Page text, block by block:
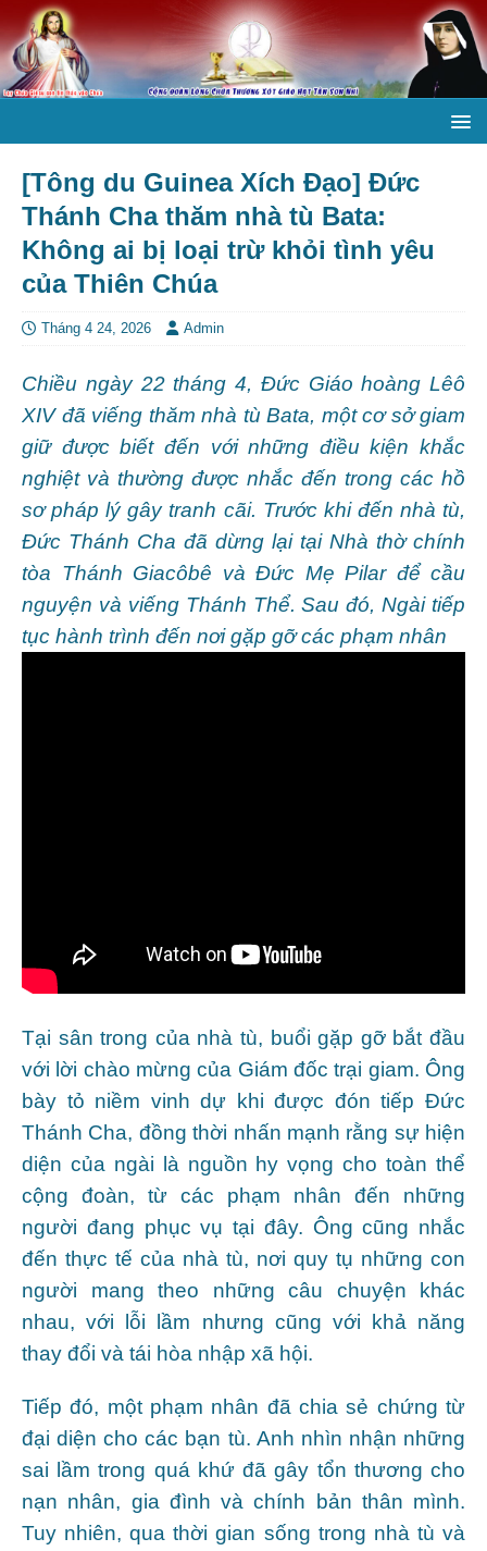
[Tông du Guinea Xích Đạo] Đức
Thánh Cha thăm nhà tù Bata:
Không ai bị loại trừ khỏi tình yêu
của Thiên Chúa
Tháng 4 24, 2026 Admin
Chiều ngày 22 tháng 4, Đức Giáo hoàng Lêô
XIV đã viếng thăm nhà tù Bata, một cơ sở giam
giữ được biết đến với những điều kiện khắc
nghiệt và thường được nhắc đến trong các hồ
sơ pháp lý gây tranh cãi. Trước khi đến nhà tù,
Đức Thánh Cha đã dừng lại tại Nhà thờ chính
tòa Thánh Giacôbê và Đức Mẹ Pilar để cầu
nguyện và viếng Thánh Thể. Sau đó, Ngài tiếp
tục hành trình đến nơi gặp gỡ các phạm nhân
Tại sân trong của nhà tù, buổi gặp gỡ bắt đầu
với lời chào mừng của Giám đốc trại giam. Ông
bày tỏ niềm vinh dự khi được đón tiếp Đức
Thánh Cha, đồng thời nhấn mạnh rằng sự hiện
diện của ngài là nguồn hy vọng cho toàn thể
cộng đoàn, từ các phạm nhân đến những
người đang phục vụ tại đây. Ông cũng nhắc
đến thực tế của nhà tù, nơi quy tụ những con
người mang theo những câu chuyện khác
nhau, với lỗi lầm nhưng cũng với khả năng
thay đổi và tái hòa nhập xã hội.
Tiếp đó, một phạm nhân đã chia sẻ chứng từ
đại diện cho các bạn tù. Anh nhìn nhận những
sai lầm trong quá khứ đã gây tổn thương cho
nạn nhân, gia đình và chính bản thân mình.
Tuy nhiên, qua thời gian sống trong nhà tù và